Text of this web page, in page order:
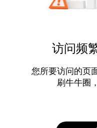
访问频
您所要访问的页
刷牛牛圈